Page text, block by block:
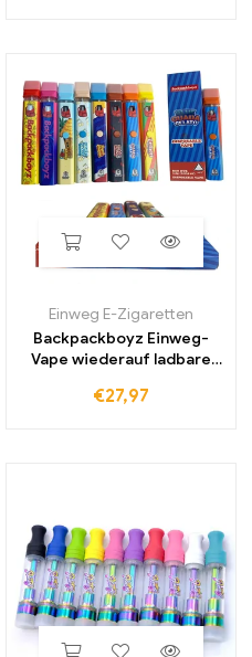
Einweg E-Zigaretten
Backpackboyz Einweg-
Vape wiederauf ladbare
elektronische Zigaretten
€27,97